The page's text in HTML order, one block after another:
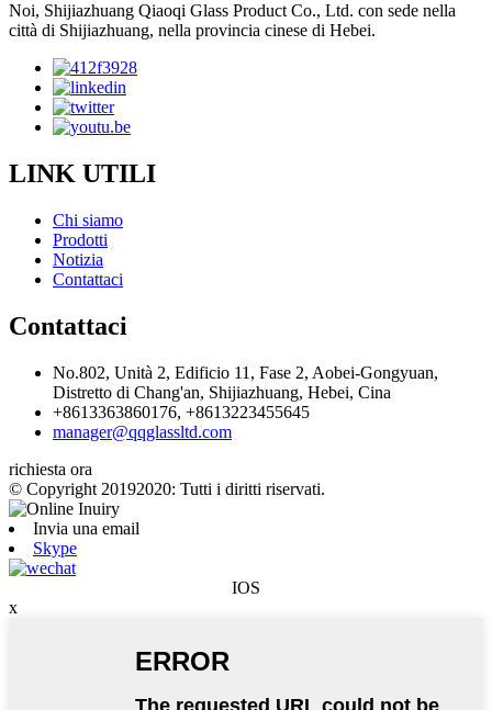
Noi, Shijiazhuang Qiaoqi Glass Product Co., Ltd. con sede nella
città di Shijiazhuang, nella provincia cinese di Hebei.
LINK UTILI
Chi siamo
Prodotti
Notizia
Contattaci
Contattaci
No.802, Unità 2, Edificio 11, Fase 2, Aobei-Gongyuan,
Distretto di Chang'an, Shijiazhuang, Hebei, Cina
+8613363860176, +8613223455645
manager@qqglassltd.com
richiesta ora
© Copyright 20192020: Tutti i diritti riservati.
Invia una email
Skype
IOS
x